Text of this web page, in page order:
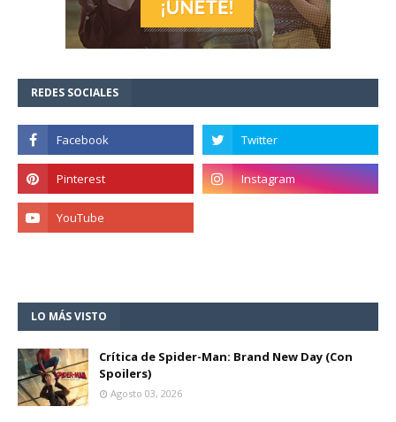
REDES SOCIALES
LO MÁS VISTO
Crítica de Spider-Man: Brand New Day (Con
Spoilers)
Agosto 03, 2026